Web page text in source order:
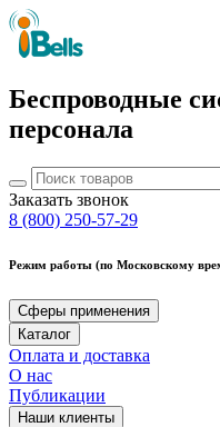
Беспроводные
персонала
Заказать звонок
8 (800) 250-57-29
Режим работы (по Московскому
Сферы применения
Каталог
Оплата и доставка
О нас
Публикации
Наши клиенты